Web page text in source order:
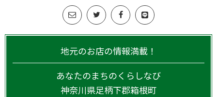
地元のお店の情報満載！
あなたのまちのくらしなび
神奈川県足柄下郡箱根町